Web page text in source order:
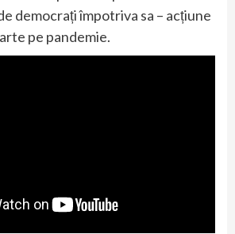
democrați împotriva sa – acțiune
pe pandemie.